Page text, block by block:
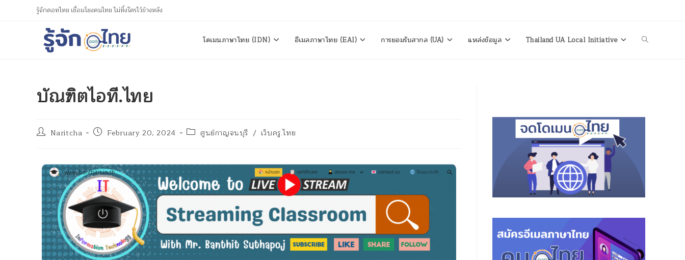
รู้จักดอทไทย เชื่อมโยงคนไทย ไม่ทิ้งใครไว้ข้างหลัง
โดเมนภาษาไทย (IDN) อีเมลภาษาไทย (EAI) การยอมรับสากล (UA) แหล่งข้อมูล Thailand UA Local Initiative
บัณฑิตไอที.ไทย
Naritcha February 20, 2024 ศูนย์กาญจนบุรี / เว็บครู.ไทย